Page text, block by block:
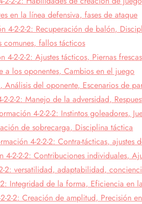
en la línea defensiva, fases de ataque
4-2-2-2: Recuperación de balón,
comunes, fallos tácticos
4-2-2-2: Ajustes tácticos, Piernas
a los oponentes, Cambios en el juego
del oponente, Escenarios de
2-2: Manejo de la adversidad,
4-2-2-2: Instintos goleadores,
de sobrecarga, Disciplina táctica
4-2-2-2: Contra-tácticas, ajustes
4-2-2-2: Contribuciones individuales,
2: versatilidad, adaptabilidad,
Integridad de la forma, Eficiencia en
2-2: Creación de amplitud, Precisión